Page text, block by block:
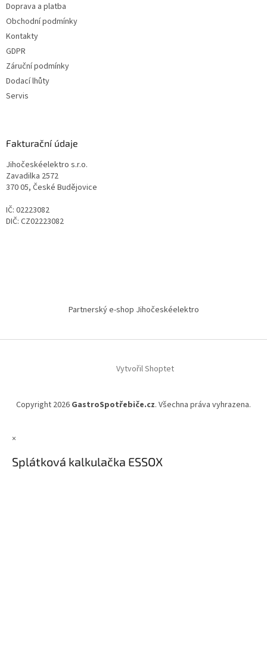
Doprava a platba
Obchodní podmínky
Kontakty
GDPR
Záruční podmínky
Dodací lhůty
Servis
Fakturační údaje
Jihočeskéelektro s.r.o.
Zavadilka 2572
370 05, České Budějovice
IČ: 02223082
DIČ: CZ02223082
Partnerský e-shop Jihočeskéelektro
Vytvořil Shoptet
Copyright 2026 GastroSpotřebiče.cz. Všechna práva vyhrazena.
×
Splátková kalkulačka ESSOX